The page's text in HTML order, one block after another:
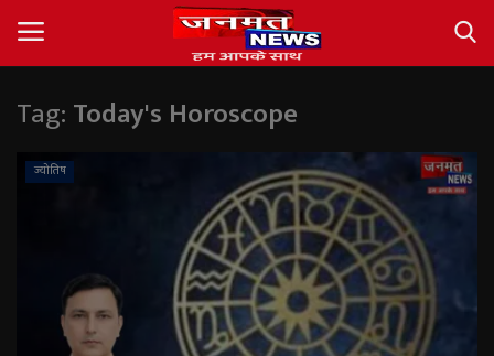
Login Register
Tag:Today's Horoscope
ज्योतिष